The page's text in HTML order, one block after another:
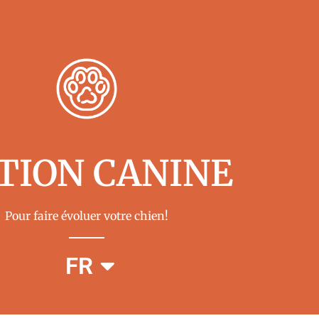
CANINE
Pour faire évoluer votre chien!
FR
EN